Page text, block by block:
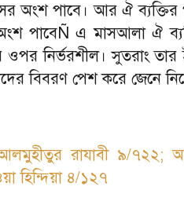
অংশ পাবে। আর ঐ ব্যক্তির
পাবেÑএ মাসআলা ঐ
ওপর নির্ভরশীল। সুতরাং
বিবরণ পেশ করে জেনে
রাযাবী ৯/৭২২;
হিন্দিয়া ৪/১২৭